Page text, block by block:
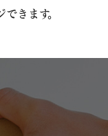
きます。